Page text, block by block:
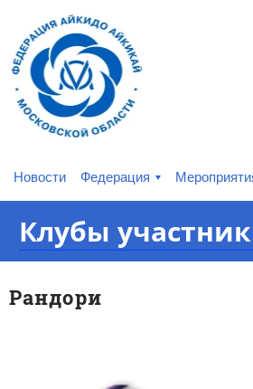
Новости Федерация
Клубы​
Рандори